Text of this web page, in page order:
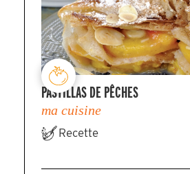
PASTILLAS DE PÊCHES
ma cuisine
Recette